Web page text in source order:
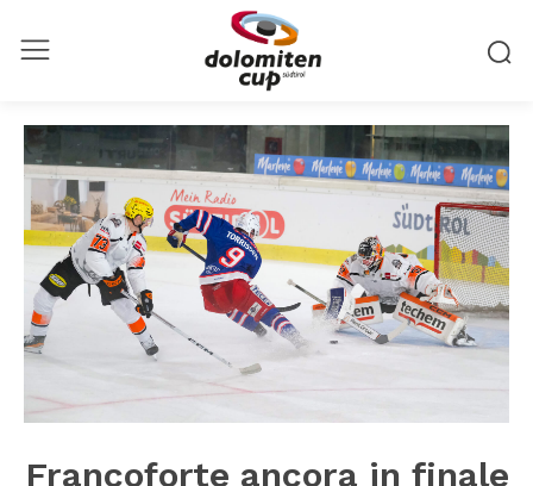
Francoforte ancora in finale